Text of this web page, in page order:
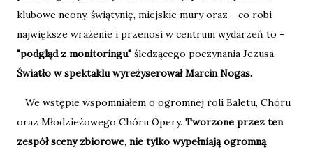
klubowe neony, świątynię, miejskie mury oraz - co robi
największe wrażenie i przenosi w centrum wydarzeń to -
"podgląd z monitoringu" śledzącego poczynania Jezusa.
Światło w spektaklu wyreżyserował Marcin Nogas.
We wstępie wspomniałem o ogromnej roli Baletu, Chóru
oraz Młodzieżowego Chóru Opery. Tworzone przez ten
zespół sceny zbiorowe, nie tylko wypełniają ogromną